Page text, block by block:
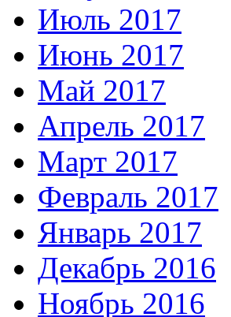
Июль 2017
Июнь 2017
Май 2017
Апрель 2017
Март 2017
Февраль 2017
Январь 2017
Декабрь 2016
Ноябрь 2016